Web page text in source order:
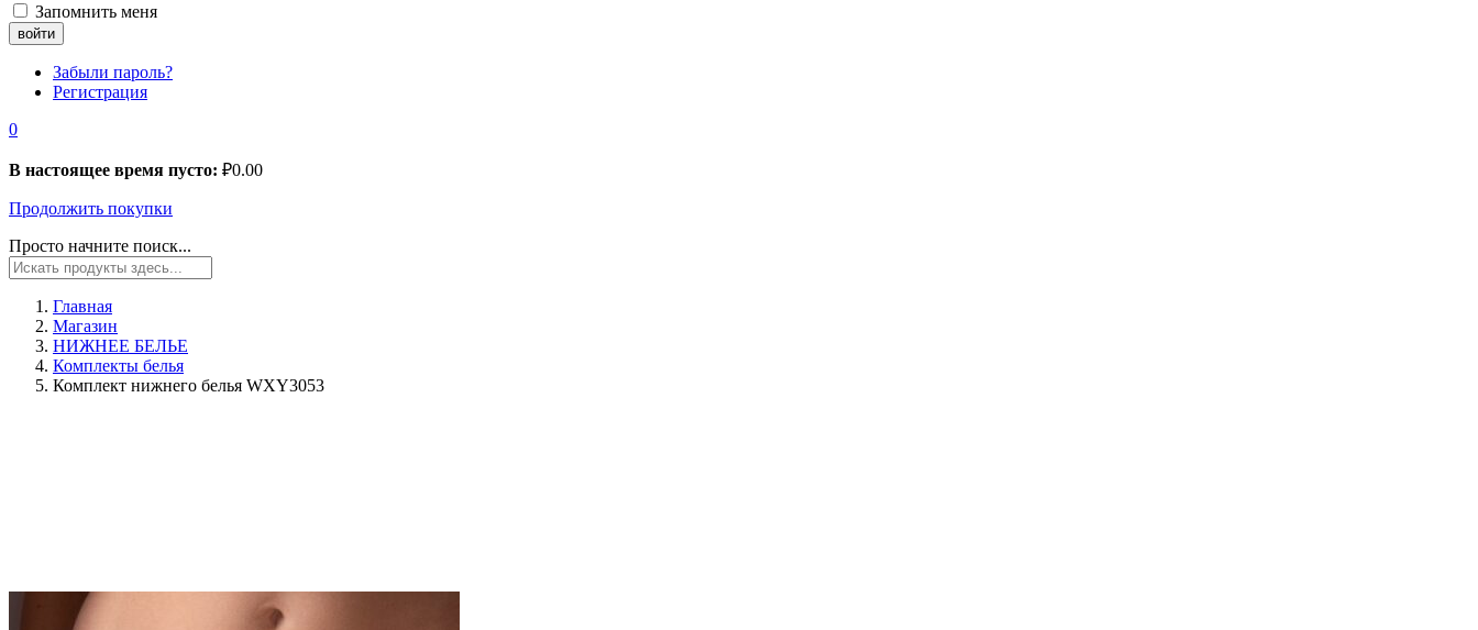
Запомнить меня
Забыли пароль?
Регистрация
0
В настоящее время пусто: ₽0.00
Продолжить покупки
Просто начните поиск...
Главная
Магазин
НИЖНЕЕ БЕЛЬЕ
Комплекты белья
Комплект нижнего белья WXY3053